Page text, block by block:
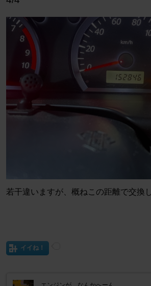
若干違いますが、概ねこの距離で交換
イイね！